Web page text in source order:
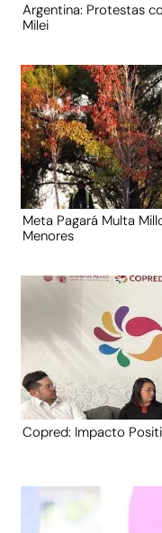
Argentina: Protestas
Milei
Meta Pagará Multa
Menores
Copred: Impacto